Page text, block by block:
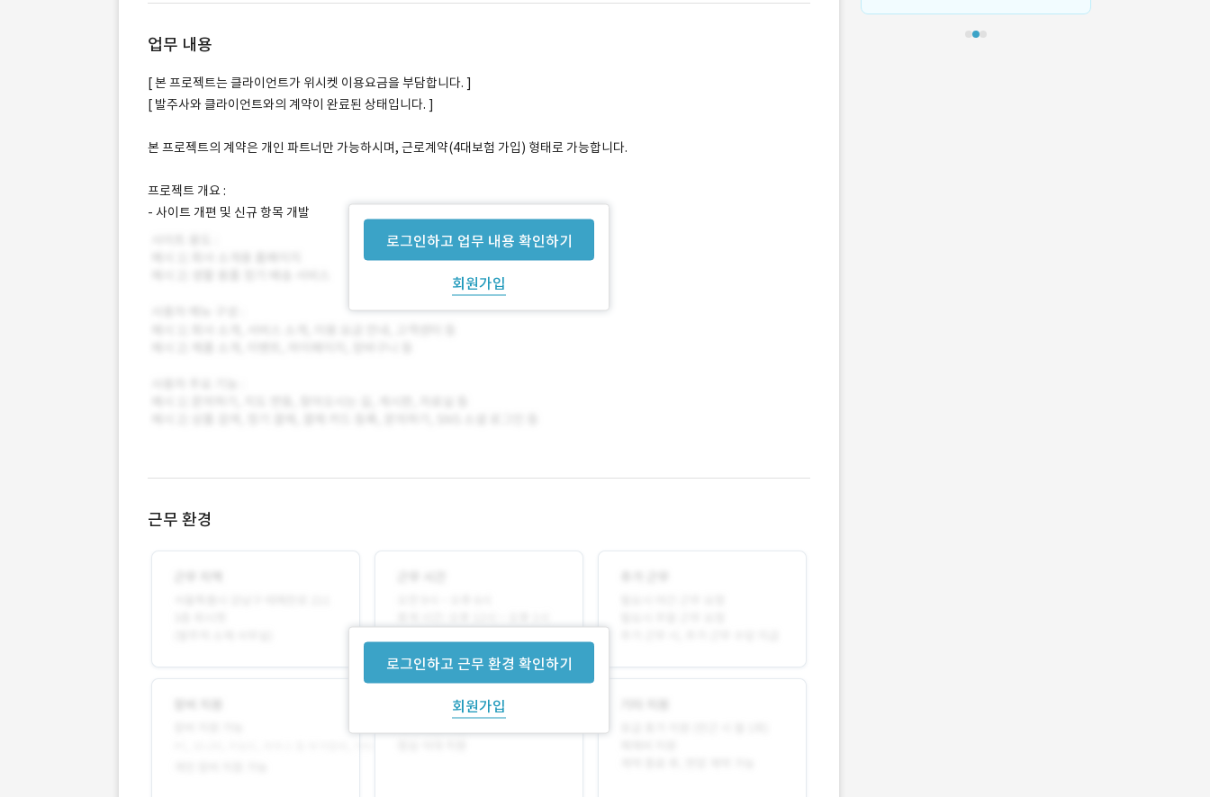
업무 내용
로그인하고 업무 내용 확인하기
회원가입
[ 본 프로젝트는 클라이언트가 위시켓 이용요금을 부담합니다. ]
[ 발주사와 클라이언트와의 계약이 완료된 상태입니다. ]
본 프로젝트의 계약은 개인 파트너만 가능하시며, 근로계약(4대보험 가입) 형태로 가능합니다.
프로젝트 개요 :
- 사이트 개편 및 신규 항목 개발
근무 환경
로그인하고 근무 환경 확인하기
회원가입